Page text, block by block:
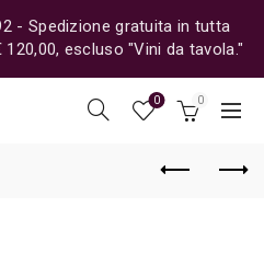
- Spedizione gratuita in tutta
escluso "Vini da tavola."
0 0